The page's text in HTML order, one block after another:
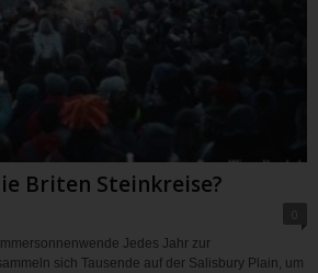
Briten Steinkreise?
Jedes Jahr zur
sich Tausende auf der Salisbury Plain, um